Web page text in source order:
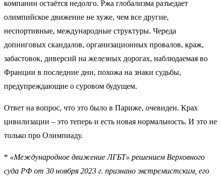
компании остаётся недолго. Ржа глобализма разъедает
олимпийское движение не хуже, чем все другие,
неспортивные, международные структуры. Череда
допинговых скандалов, организационных провалов, краж,
забастовок, диверсий на железных дорогах, наблюдаемая во
Франции в последние дни, похожа на знаки судьбы,
предупреждающие о суровом будущем.
Ответ на вопрос, что это было в Париже, очевиден. Крах
цивилизации – это теперь и есть новая нормальность. И это не
только про Олимпиаду.
* «Международное движение ЛГБТ» решением Верховного
суда РФ от 30 ноября 2023 г. признано экстремистским, его